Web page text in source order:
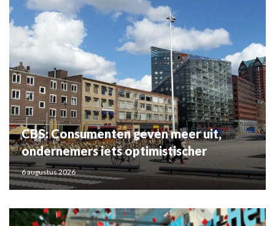
CBS: Consumenten geven meer uit,
ondernemers iets optimistischer
6 augustus 2026